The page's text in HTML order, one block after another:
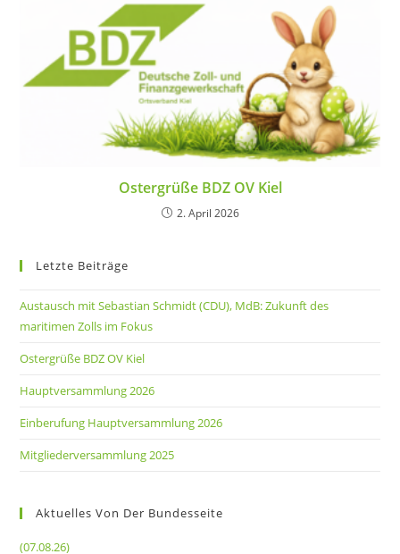
Ostergrüße BDZ OV Kiel
2. April 2026
Letzte Beiträge
Austausch mit Sebastian Schmidt (CDU), MdB: Zukunft des
maritimen Zolls im Fokus
Ostergrüße BDZ OV Kiel
Hauptversammlung 2026
Einberufung Hauptversammlung 2026
Mitgliederversammlung 2025
Aktuelles Von Der Bundesseite
(07.08.26)